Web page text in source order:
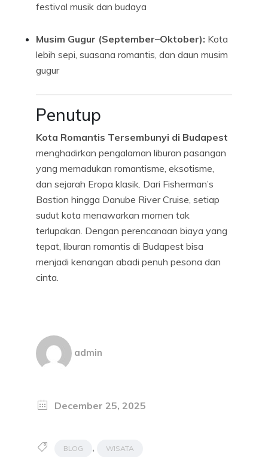
festival musik dan budaya
Musim Gugur (September–Oktober): Kota
lebih sepi, suasana romantis, dan daun musim
gugur
Penutup
Kota Romantis Tersembunyi di Budapest
menghadirkan pengalaman liburan pasangan
yang memadukan romantisme, eksotisme,
dan sejarah Eropa klasik. Dari Fisherman’s
Bastion hingga Danube River Cruise, setiap
sudut kota menawarkan momen tak
terlupakan. Dengan perencanaan biaya yang
tepat, liburan romantis di Budapest bisa
menjadi kenangan abadi penuh pesona dan
cinta.
admin
December 25, 2025
BLOG , WISATA